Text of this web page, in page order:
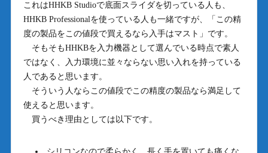
これはHHKB Studioで底面スライダを切っている人も、
HHKB Professionalを使っている人も一緒ですが、「この精
度の製品をこの値段で買えるなら入手はマスト」です。
そもそもHHKBを入力機器として選んでいる時点で素人
ではなく、入力環境に並々ならない思い入れを持っている
人であると思います。
そういう人ならこの値段でこの精度の製品なら満足して
使えると思います。
買うべき理由としては以下です。